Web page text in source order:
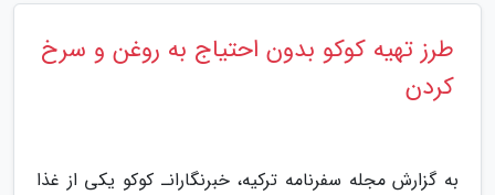
طرز تهیه کوکو بدون احتیاج به روغن و سرخ
کردن
به گزارش مجله سفرنامه ترکیه، خبرنگارانـ کوکو یکی از غذا